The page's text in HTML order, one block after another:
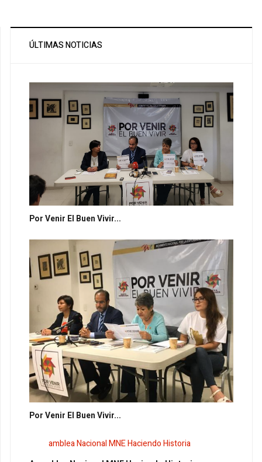
ÚLTIMAS NOTICIAS
Por Venir El Buen Vivir...
Por Venir El Buen Vivir...